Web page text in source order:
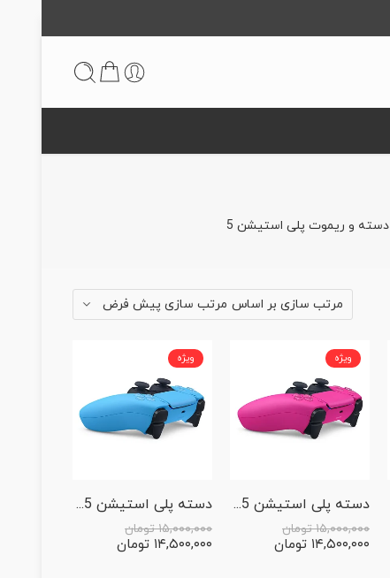
دسته و ریموت پلی استیشن 5
مرتب سازی بر اساس مرتب سازی پیش فرض
ویژه
دسته پلی استیشن 5 مدل PS5 Dualsense Nova Pink
۱۵,۰۰۰,۰۰۰ تومان
۱۴,۵۰۰,۰۰۰ تومان
ویژه
دسته پلی استیشن 5 مدل PS5 Dualsense Starlight Blue
۱۵,۰۰۰,۰۰۰ تومان
۱۴,۵۰۰,۰۰۰ تومان